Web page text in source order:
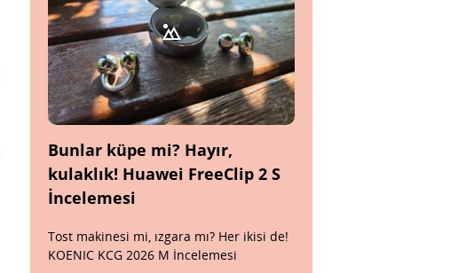
Bunlar küpe mi? Hayır,
kulaklık! Huawei FreeClip 2 S
İncelemesi
Tost makinesi mi, ızgara mı? Her ikisi de!
KOENIC KCG 2026 M İncelemesi